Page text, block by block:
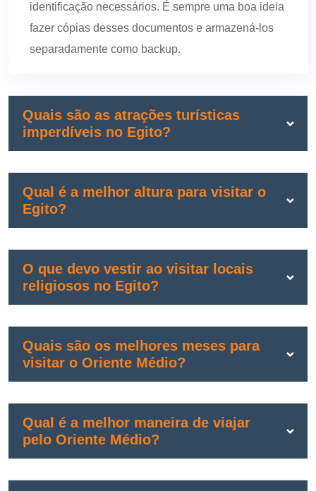
identificação necessários. É sempre uma boa ideia
fazer cópias desses documentos e armazená-los
separadamente como backup.
Quais são as atrações turísticas
imperdíveis no Egito?
Qual é a melhor altura para visitar o
Egito?
O que devo vestir ao visitar locais
religiosos no Egito?
Quais são os melhores meses para
visitar o Oriente Médio?
Qual é a melhor maneira de viajar
pelo Oriente Médio?